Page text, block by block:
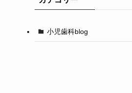
小児歯科blog